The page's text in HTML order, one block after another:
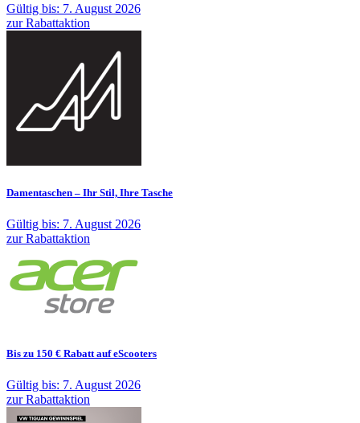
Gültig bis: 7. August 2026
zur Rabattaktion
Damentaschen – Ihr Stil, Ihre Tasche
Gültig bis: 7. August 2026
zur Rabattaktion
Bis zu 150 € Rabatt auf eScooters
Gültig bis: 7. August 2026
zur Rabattaktion